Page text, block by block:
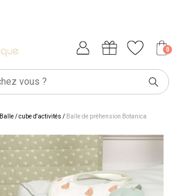
0
Balle / cube d'activités / Balle de préhension Botanica